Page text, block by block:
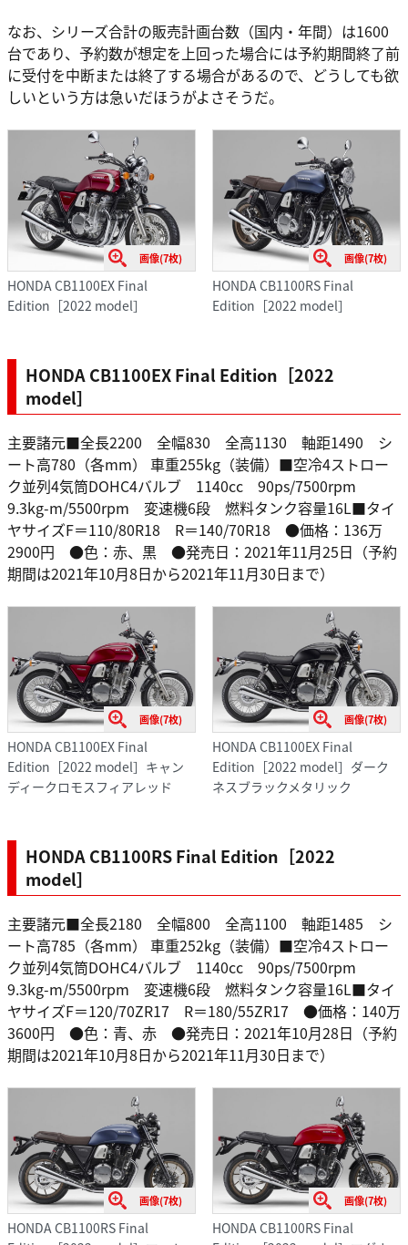
なお、シリーズ合計の販売計画台数（国内・年間）は1600
台であり、予約数が想定を上回った場合には予約期間終了前
に受付を中断または終了する場合があるので、どうしても欲
しいという方は急いだほうがよさそうだ。
画像(7枚)
HONDA CB1100EX Final
Edition［2022 model］
画像(7枚)
HONDA CB1100RS Final
Edition［2022 model］
HONDA CB1100EX Final Edition［2022
model］
主要諸元■全長2200 全幅830 全高1130 軸距1490 シ
ート高780（各mm） 車重255kg（装備）■空冷4ストロー
ク並列4気筒DOHC4バルブ 1140cc 90ps/7500rpm
9.3kg-m/5500rpm 変速機6段 燃料タンク容量16L■タイ
ヤサイズF＝110/80R18 R＝140/70R18 ●価格：136万
2900円 ●色：赤、黒 ●発売日：2021年11月25日（予約
期間は2021年10月8日から2021年11月30日まで）
画像(7枚)
HONDA CB1100EX Final
Edition［2022 model］キャン
ディークロモスフィアレッド
画像(7枚)
HONDA CB1100EX Final
Edition［2022 model］ダーク
ネスブラックメタリック
HONDA CB1100RS Final Edition［2022
model］
主要諸元■全長2180 全幅800 全高1100 軸距1485 シ
ート高785（各mm） 車重252kg（装備）■空冷4ストロー
ク並列4気筒DOHC4バルブ 1140cc 90ps/7500rpm
9.3kg-m/5500rpm 変速機6段 燃料タンク容量16L■タイ
ヤサイズF＝120/70ZR17 R＝180/55ZR17 ●価格：140万
3600円 ●色：青、赤 ●発売日：2021年10月28日（予約
期間は2021年10月8日から2021年11月30日まで）
画像(7枚)
HONDA CB1100RS Final
画像(7枚)
HONDA CB1100RS Final